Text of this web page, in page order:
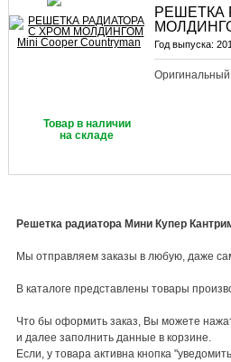
РЕШЕТКА
Год выпуска:
Товар в наличии
на складе
Решетка радиатора Мини Купер
Мы отправляем заказы в любую, даже
В каталоге представлены товары
Что бы оформить заказ, Вы можете
и далее заполнить данные в корзине.
Если, у товара активна кнопка